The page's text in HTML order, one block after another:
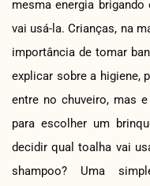
mesma energia
vai usá-la. Crianças, na
importância de tomar
explicar sobre a higiene,
entre no chuveiro, mas
para escolher um
decidir qual toalha vai
shampoo? Uma